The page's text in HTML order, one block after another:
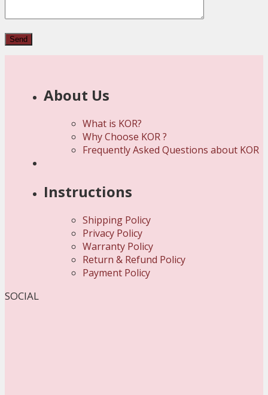
About Us
What is KOR?
Why Choose KOR ?
Frequently Asked Questions about KOR
Instructions
Shipping Policy
Privacy Policy
Warranty Policy
Return & Refund Policy
Payment Policy
SOCIAL